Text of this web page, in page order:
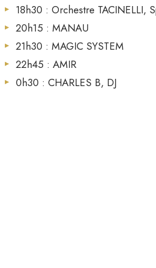
18h30 : Orchestre TACINELLI,
20h15 : MANAU
21h30 : MAGIC SYSTEM
22h45 : AMIR
0h30 : CHARLES B, DJ